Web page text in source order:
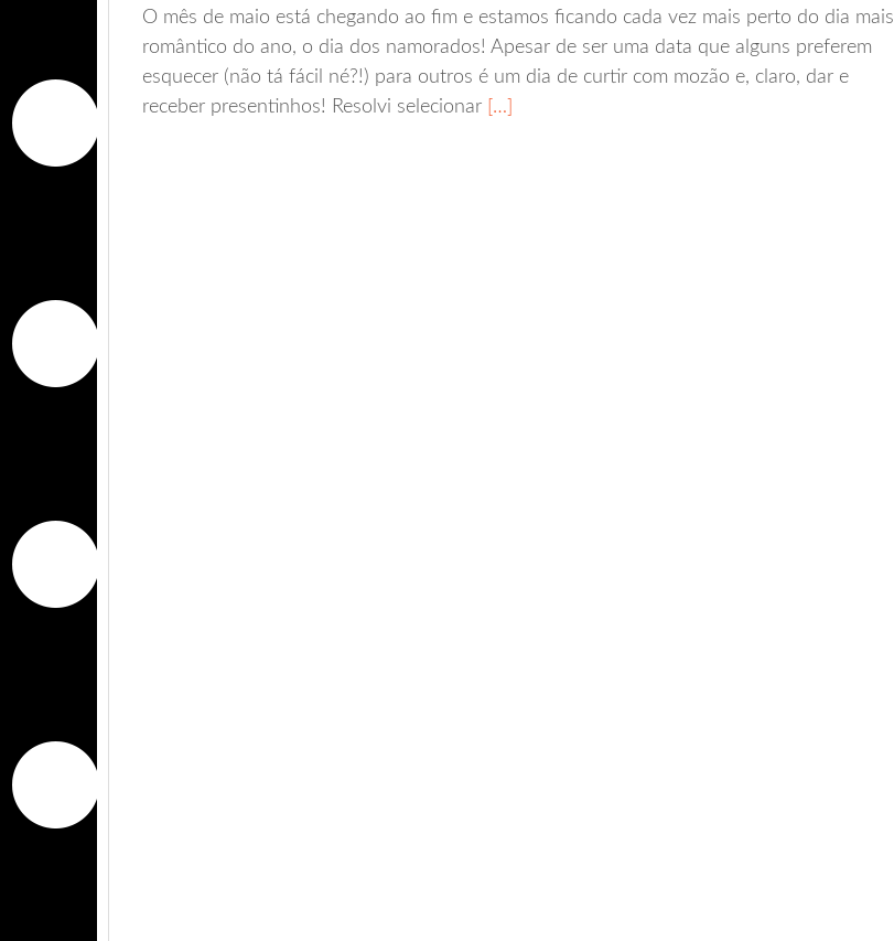
O mês de maio está chegando ao fim e estamos ficando cada vez mais perto do dia mais
romântico do ano, o dia dos namorados! Apesar de ser uma data que alguns preferem
esquecer (não tá fácil né?!) para outros é um dia de curtir com mozão e, claro, dar e
receber presentinhos! Resolvi selecionar […]